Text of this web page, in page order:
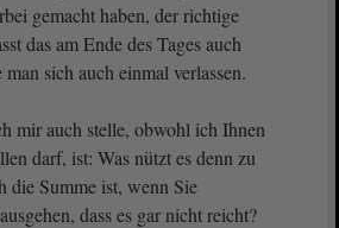
gemacht haben, der richtige
das am Ende des Tages auch
sich auch einmal verlassen.
mir auch stelle, obwohl ich Ihnen
darf, ist: Was nützt es denn zu
die Summe ist, wenn Sie
dass es gar nicht reicht?